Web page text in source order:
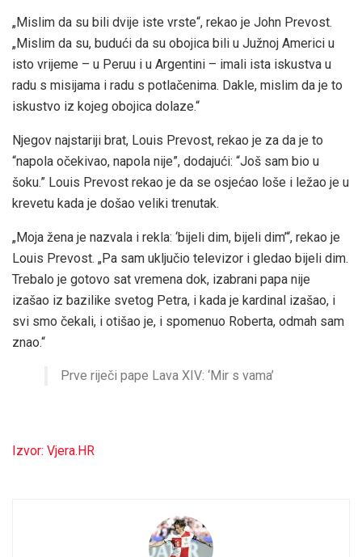
„Mislim da su bili dvije iste vrste“, rekao je John Prevost.
„Mislim da su, budući da su obojica bili u Južnoj Americi u
isto vrijeme – u Peruu i u Argentini – imali ista iskustva u
radu s misijama i radu s potlačenima. Dakle, mislim da je to
iskustvo iz kojeg obojica dolaze.“
Njegov najstariji brat, Louis Prevost, rekao je za da je to
“napola očekivao, napola nije”, dodajući: “Još sam bio u
šoku.” Louis Prevost rekao je da se osjećao loše i ležao je u
krevetu kada je došao veliki trenutak.
„Moja žena je nazvala i rekla: ‘bijeli dim, bijeli dim’“, rekao je
Louis Prevost. „Pa sam uključio televizor i gledao bijeli dim.
Trebalo je gotovo sat vremena dok, izabrani papa nije
izašao iz bazilike svetog Petra, i kada je kardinal izašao, i
svi smo čekali, i otišao je, i spomenuo Roberta, odmah sam
znao.“
Prve riječi pape Lava XIV: ‘Mir s vama’
Izvor: Vjera.HR